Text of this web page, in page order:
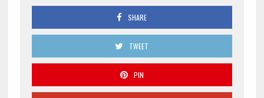
SHARE
TWEET
PIN